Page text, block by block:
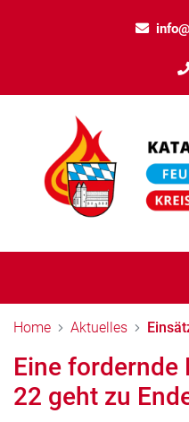
Home Aktuelles
Eine fordernde
22 geht zu